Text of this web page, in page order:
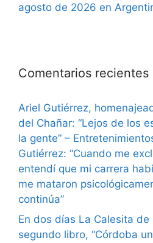
agosto de 2026 en
Comentarios recientes
Ariel Gutiérrez,
del Chañar: “Lejos de los
la gente” –
Gutiérrez: “Cuando me
entendí que mi carrera
me mataron
continúa”
En dos días La Calesita
segundo libro, “Córdoba